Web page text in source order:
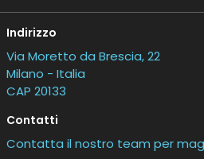
Indirizzo
Via Moretto da Brescia, 22
Milano - Italia
CAP 20133
Contatti
Contatta il nostro team per